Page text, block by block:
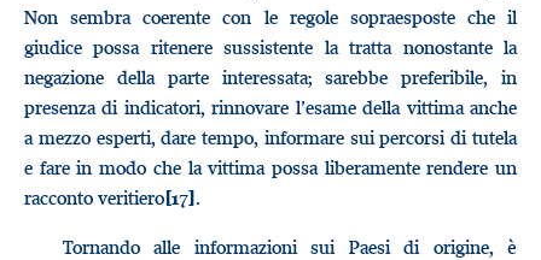
Non sembra coerente con le regole sopraesposte che il
giudice possa ritenere sussistente la tratta nonostante la
negazione della parte interessata; sarebbe preferibile, in
presenza di indicatori, rinnovare l’esame della vittima anche
a mezzo esperti, dare tempo, informare sui percorsi di tutela
e fare in modo che la vittima possa liberamente rendere un
racconto veritiero[17].
Tornando alle informazioni sui Paesi di origine, è